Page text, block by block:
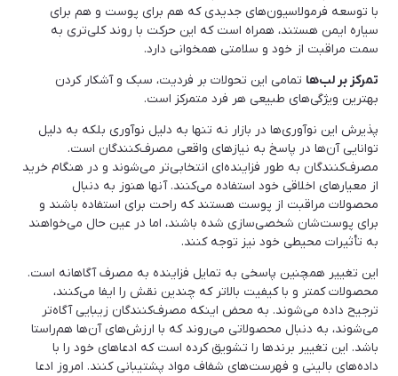
با توسعه فرمولاسیون‌های جدیدی که هم برای پوست و هم برای
سیاره ایمن هستند، همراه است که این حرکت با روند کلی‌تری به
سمت مراقبت از خود و سلامتی همخوانی دارد.
تمرکز بر لب‌ها تمامی این تحولات بر فردیت، سبک و آشکار کردن
بهترین ویژگی‌های طبیعی هر فرد متمرکز است.
پذیرش این نوآوری‌ها در بازار نه تنها به دلیل نوآوری بلکه به دلیل
توانایی آن‌ها در پاسخ به نیازهای واقعی مصرف‌کنندگان است.
مصرف‌کنندگان به طور فزاینده‌ای انتخابی‌تر می‌شوند و در هنگام خرید
از معیارهای اخلاقی خود استفاده می‌کنند. آنها هنوز به دنبال
محصولات مراقبت از پوست هستند که راحت برای استفاده باشند و
برای پوست‌شان شخصی‌سازی شده باشند، اما در عین حال می‌خواهند
به تأثیرات محیطی خود نیز توجه کنند.
این تغییر همچنین پاسخی به تمایل فزاینده به مصرف آگاهانه است.
محصولات کمتر و با کیفیت بالاتر که چندین نقش را ایفا می‌کنند،
ترجیح داده می‌شوند. به محض اینکه مصرف‌کنندگان زیبایی آگاه‌تر
می‌شوند، به دنبال محصولاتی می‌روند که با ارزش‌های آن‌ها هم‌راستا
باشد. این تغییر برندها را تشویق کرده است که ادعاهای خود را با
داده‌های بالینی و فهرست‌های شفاف مواد پشتیبانی کنند. امروز ادعا